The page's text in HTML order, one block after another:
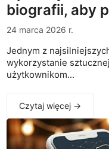
biografii, aby
24 marca 2026 r.
Jednym z
wykorzystanie
użytkownikom...
Czytaj więcej →